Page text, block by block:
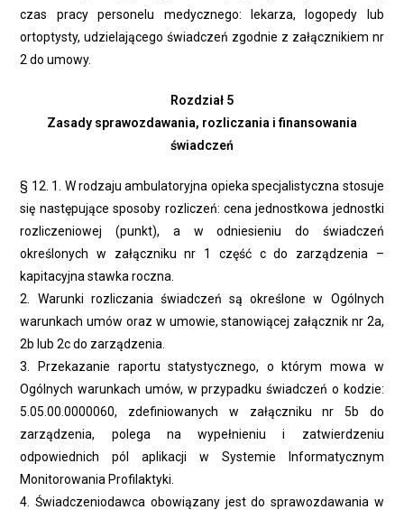
czas pracy personelu medycznego: lekarza, logopedy lub
ortoptysty, udzielającego świadczeń zgodnie z załącznikiem nr
2 do umowy.
Rozdział 5
Zasady sprawozdawania, rozliczania i finansowania
świadczeń
§ 12. 1. W rodzaju ambulatoryjna opieka specjalistyczna stosuje
się następujące sposoby rozliczeń: cena jednostkowa jednostki
rozliczeniowej (punkt), a w odniesieniu do świadczeń
określonych w załączniku nr 1 część c do zarządzenia –
kapitacyjna stawka roczna.
2. Warunki rozliczania świadczeń są określone w Ogólnych
warunkach umów oraz w umowie, stanowiącej załącznik nr 2a,
2b lub 2c do zarządzenia.
3. Przekazanie raportu statystycznego, o którym mowa w
Ogólnych warunkach umów, w przypadku świadczeń o kodzie:
5.05.00.0000060, zdefiniowanych w załączniku nr 5b do
zarządzenia, polega na wypełnieniu i zatwierdzeniu
odpowiednich pól aplikacji w Systemie Informatycznym
Monitorowania Profilaktyki.
4. Świadczeniodawca obowiązany jest do sprawozdawania w